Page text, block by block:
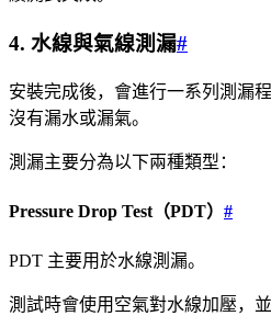
4. 水線與氣線測漏#
安裝完成後，會進行一系列測漏
沒有漏水或漏氣。
測漏主要分為以下兩種類型：
Pressure Drop Test（PDT） #
PDT 主要用於水線測漏。
測試時會使用空氣對水線加壓，